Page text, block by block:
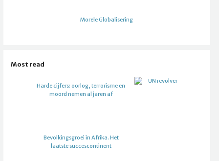
Morele Globalisering
Most read
Harde cijfers: oorlog, terrorisme en
moord nemen al jaren af
Bevolkingsgroei in Afrika. Het
laatste succescontinent